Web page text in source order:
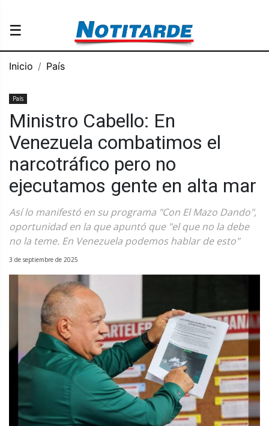
☰
Inicio País
País
Ministro Cabello: En
Venezuela combatimos el
narcotráfico pero no
ejecutamos gente en alta mar
Así lo manifestó en su programa "Con El Mazo Dando",
oportunidad en la que apuntó que "el que no la debe
no la teme. En Venezuela podemos hablar de esto"
3 de septiembre de 2025